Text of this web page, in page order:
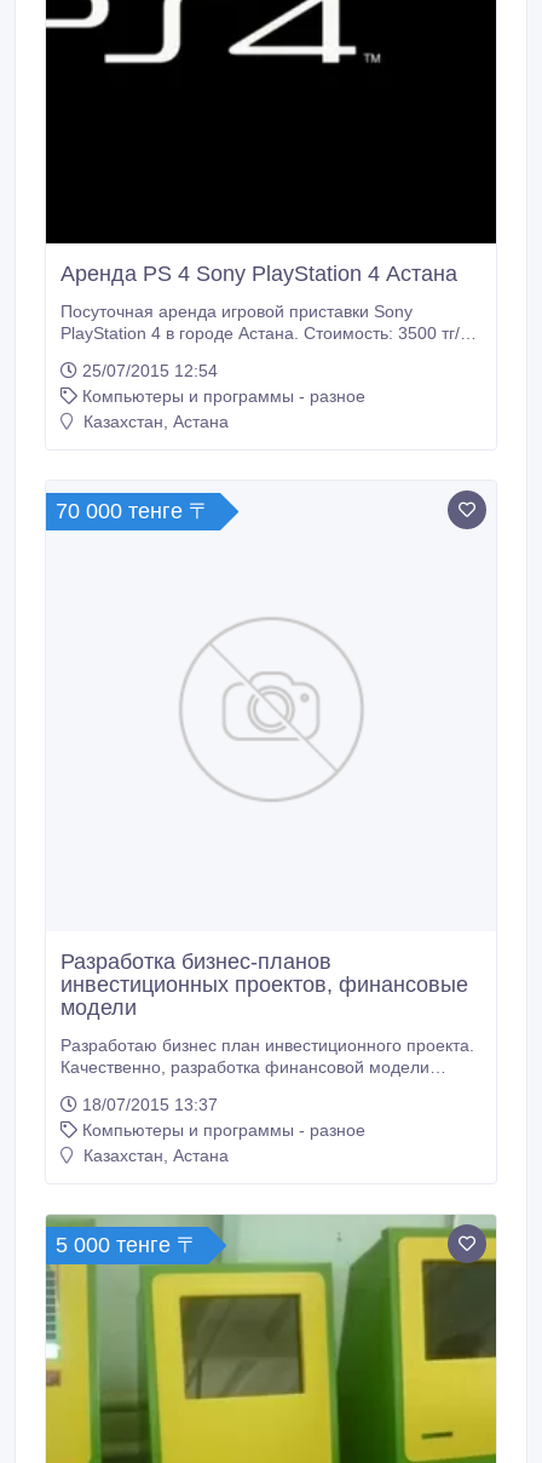
Аренда PS 4 Sony PlayStation 4 Астана
Посуточная аренда игровой приставки Sony
PlayStation 4 в городе Астана. Стоимость: 3500 тг/
воскресенье; ВНИМАНИЕ! Действует АКЦИЯ
1+1=3!!! Постоянным клиентам СКИДКИ!!! При себе
иметь удостоверение личности. Все вопросы по
25/07/2015 12:54
Компьютеры и программы - разное
Казахстан, Астана
70 000 тенге 〒
Разработка бизнес-планов
инвестиционных проектов, финансовые
модели
Разработаю бизнес план инвестиционного проекта.
Качественно, разработка финансовой модели
анализ..
18/07/2015 13:37
Компьютеры и программы - разное
Казахстан, Астана
5 000 тенге 〒